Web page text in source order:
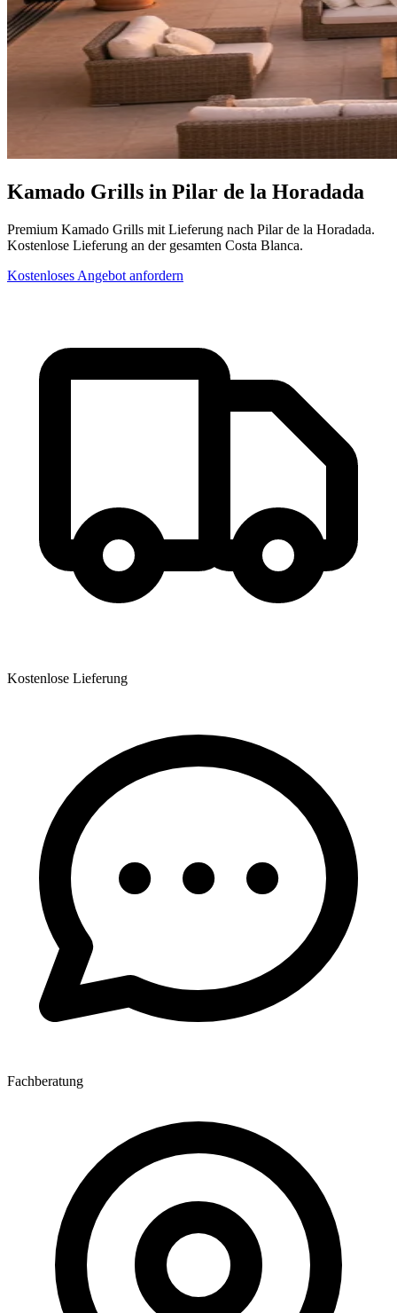
Kamado Grills in Pilar de la Horadada
Premium Kamado Grills mit Lieferung nach Pilar de la Horadada.
Kostenlose Lieferung an der gesamten Costa Blanca.
Kostenloses Angebot anfordern
Kostenlose Lieferung
Fachberatung